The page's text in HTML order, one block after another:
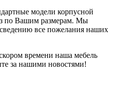
модели корпусной
по Вашим размерам. Мы
все пожелания наших
времени наша мебель
за нашими новостями!